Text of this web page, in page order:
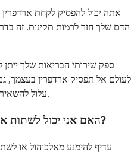
אתה יכול להפסיק לקחת
הדם שלך חזר לרמות תקינות. זה
ספק שירותי הבריאות שלך ייתן
לעולם אל תפסיק ארדפרין בעצמך,
עלול להשאיר אותך פגיע לפיתוח קרישי דם מסוכנים.
האם אני יכול לשתות אלכוהול בזמן שאני לוקח ארדפרין?
עדיף להימנע מאלכוהול או